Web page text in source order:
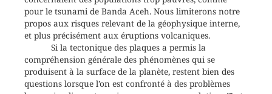
pour le tsunami de Banda Aceh. Nous limiterons notre
propos aux risques relevant de la géophysique interne,
et plus précisément aux éruptions volcaniques.
Si la tectonique des plaques a permis la
compréhension générale des phénomènes qui se
produisent à la surface de la planète, restent bien des
questions lorsque l’on est confronté à des problèmes